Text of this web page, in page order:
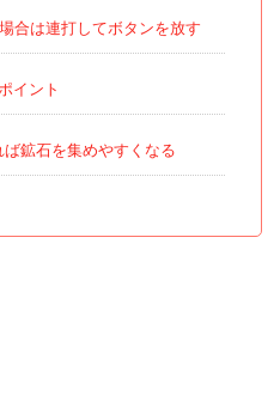
合は連打してボタンを放す
イント
鉱石を集めやすくなる